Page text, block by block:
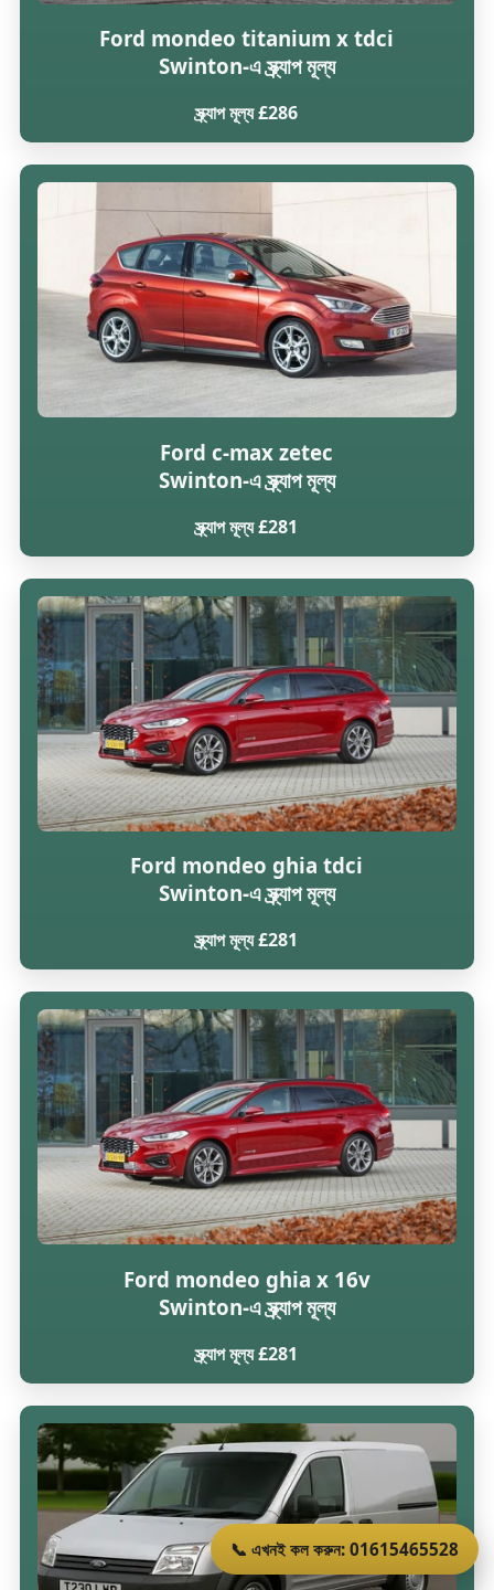
Ford mondeo titanium x tdci
Swinton-এ স্ক্র্যাপ মূল্য
স্ক্র্যাপ মূল্য £286
Ford c-max zetec
Swinton-এ স্ক্র্যাপ মূল্য
স্ক্র্যাপ মূল্য £281
Ford mondeo ghia tdci
Swinton-এ স্ক্র্যাপ মূল্য
স্ক্র্যাপ মূল্য £281
Ford mondeo ghia x 16v
Swinton-এ স্ক্র্যাপ মূল্য
স্ক্র্যাপ মূল্য £281
📞 এখনই কল করুন: 01615465528